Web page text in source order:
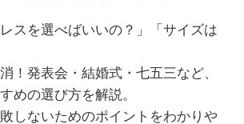
レスを選べばいいの？」「サイズは
！発表会・結婚式・七五三など、
めの選び方を解説。
しないためのポイントをわかりや